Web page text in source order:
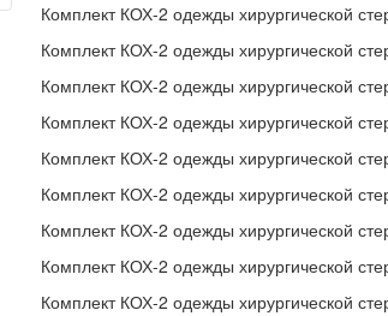
Комплект КОХ-2 одежды хирургической
Комплект КОХ-2 одежды хирургической
Комплект КОХ-2 одежды хирургической
Комплект КОХ-2 одежды хирургической
Комплект КОХ-2 одежды хирургической
Комплект КОХ-2 одежды хирургической
Комплект КОХ-2 одежды хирургической
Комплект КОХ-2 одежды хирургической
Комплект КОХ-2 одежды хирургической